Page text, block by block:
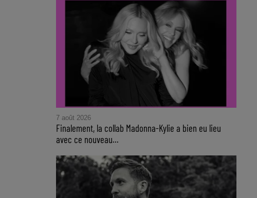
7 août 2026
Finalement, la collab Madonna-Kylie a bien eu lieu
avec ce nouveau...